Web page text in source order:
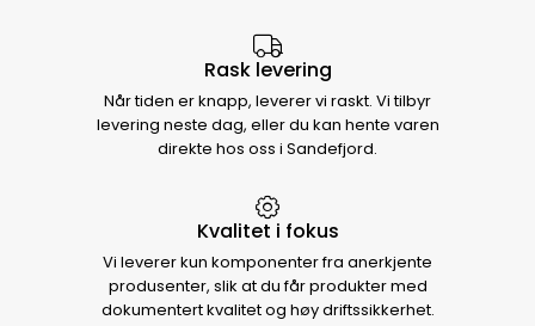
Rask levering
Når tiden er knapp, leverer vi raskt. Vi tilbyr
levering neste dag, eller du kan hente varen
direkte hos oss i Sandefjord.
Kvalitet i fokus
Vi leverer kun komponenter fra anerkjente
produsenter, slik at du får produkter med
dokumentert kvalitet og høy driftssikkerhet.